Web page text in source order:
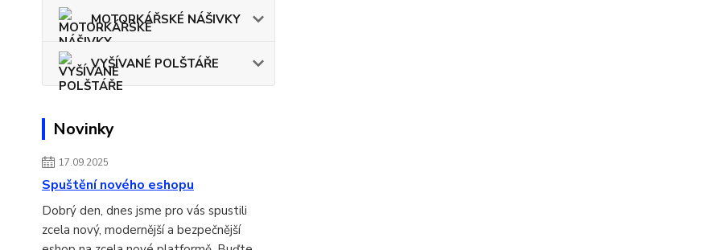
MOTORKÁŘSKÉ NÁŠIVKY
VYŠÍVANÉ POLŠTÁŘE
Novinky
17.09.2025
Spuštění nového eshopu
Dobrý den, dnes jsme pro vás spustili
zcela nový, modernější a bezpečnější